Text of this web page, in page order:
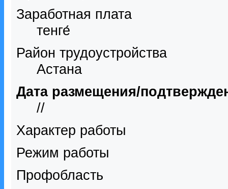
Заработная плата
тенге́
Район трудоустройства
Астана
Дата размещения/
//
Характер работы
Режим работы
Профобласть